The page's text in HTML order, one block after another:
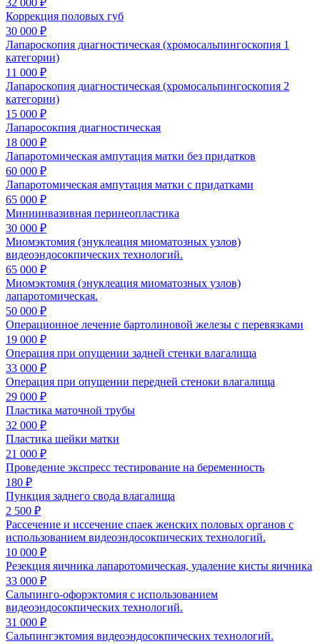
32 000 ₽
Коррекция половых губ
30 000 ₽
Лапароскопия диагностическая (хромосальпингоскопия 1
категории)
11 000 ₽
Лапароскопия диагностическая (хромосальпингоскопия 2
категории)
15 000 ₽
Лапаросокпия диагностическая
18 000 ₽
Лапаротомическая ампутация матки без придатков
60 000 ₽
Лапаротомическая ампутация матки с придатками
65 000 ₽
Миниинвазивная перинеопластика
30 000 ₽
Миомэктомия (энуклеация миоматозных узлов)
видеоэндосокпических технологий.
65 000 ₽
Миомэктомия (энуклеация миоматозных узлов)
лапаротомическая.
50 000 ₽
Операционное лечение бартолиновой железы с перевязками
19 000 ₽
Операция при опущении задней стенки влагалища
33 000 ₽
Операция при опущении передней стеноки влагалища
29 000 ₽
Пластика маточной трубы
32 000 ₽
Пластика шейки матки
21 000 ₽
Проведение экспресс тестирование на беременность
180 ₽
Пункция заднего свода влагалища
2 500 ₽
Рассечение и иссечение спаек женских половых органов с
использованием видеоэндосокпических технологий.
10 000 ₽
Резекция яичника лапаротомическая, удаление кисты яичника
33 000 ₽
Сальпинго-офорэктомия с использованием
видеоэндосокпических технологий.
31 000 ₽
Сальпингэктомия видеоэндосокпических технологий.